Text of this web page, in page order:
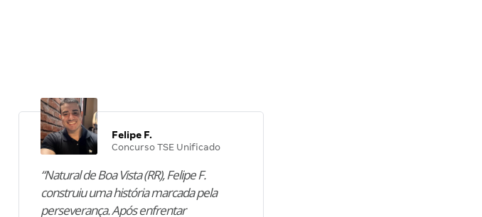
Felipe F.
Concurso TSE Unificado
“Natural de Boa Vista (RR), Felipe F.
construiu uma história marcada pela
perseverança. Após enfrentar